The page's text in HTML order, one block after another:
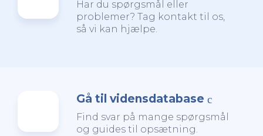
Har du spørgsmål eller
problemer? Tag kontakt til os,
så vi kan hjælpe.
Gå til vidensdatabase
Find svar på mange spørgsmål
og guides til opsætning.